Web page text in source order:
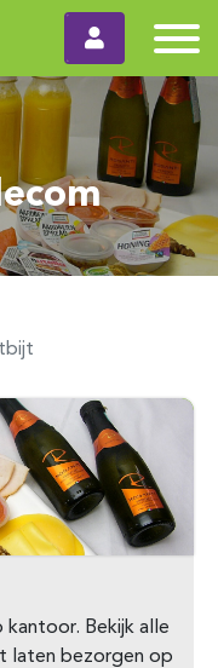
Bekijk alle
laten bezorgen op